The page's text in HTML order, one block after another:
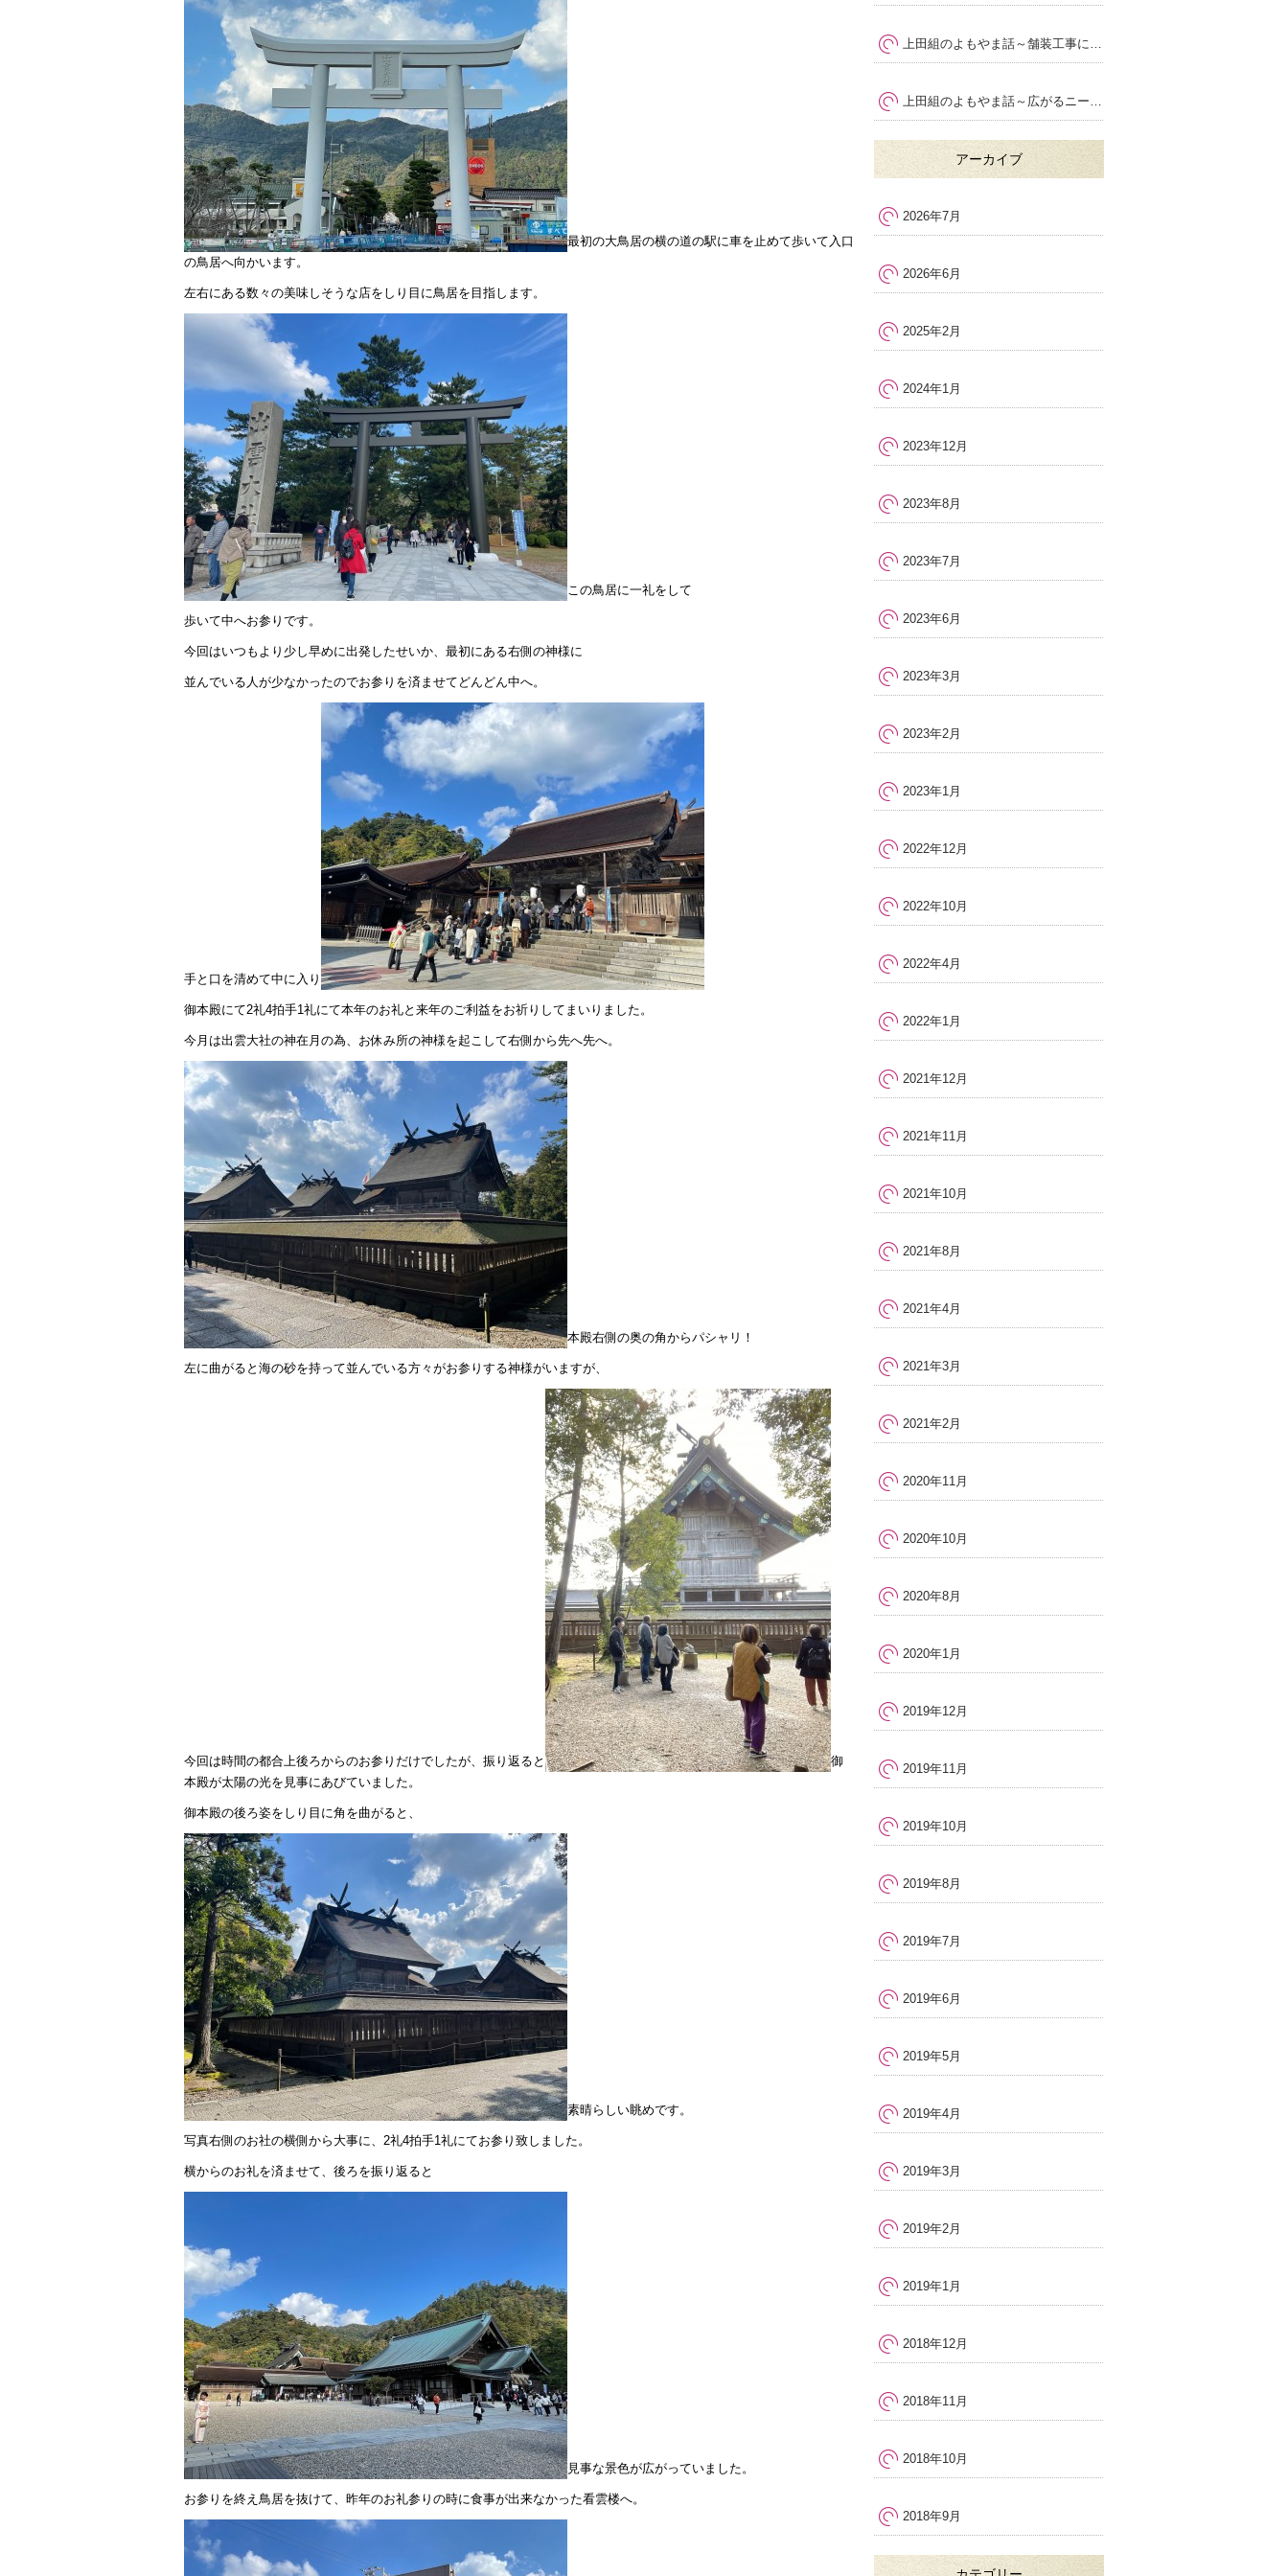
k
最初の大鳥居の横の道の駅に車を止めて歩いて入口
の鳥居へ向かいます。
左右にある数々の美味しそうな店をしり目に鳥居を目指します。
この鳥居に一礼をして
歩いて中へお参りです。
今回はいつもより少し早めに出発したせいか、最初にある右側の神様に
並んでいる人が少なかったのでお参りを済ませてどんどん中へ。
手と口を清めて中に入り
御本殿にて2礼4拍手1礼にて本年のお礼と来年のご利益をお祈りしてまいりました。
今月は出雲大社の神在月の為、お休み所の神様を起こして右側から先へ先へ。
本殿右側の奥の角からパシャリ！
左に曲がると海の砂を持って並んでいる方々がお参りする神様がいますが、
今回は時間の都合上後ろからのお参りだけでしたが、振り返ると
御
本殿が太陽の光を見事にあびていました。
御本殿の後ろ姿をしり目に角を曲がると、
素晴らしい眺めです。
写真右側のお社の横側から大事に、2礼4拍手1礼にてお参り致しました。
横からのお礼を済ませて、後ろを振り返ると
見事な景色が広がっていました。
お参りを終え鳥居を抜けて、昨年のお礼参りの時に食事が出来なかった看雲楼へ。
上田組のよもやま話～舗装工事における安全管理の大切さ
上田組のよもやま話～広がるニーズ
アーカイブ
2026年7月
2026年6月
2025年2月
2024年1月
2023年12月
2023年8月
2023年7月
2023年6月
2023年3月
2023年2月
2023年1月
2022年12月
2022年10月
2022年4月
2022年1月
2021年12月
2021年11月
2021年10月
2021年8月
2021年4月
2021年3月
2021年2月
2020年11月
2020年10月
2020年8月
2020年1月
2019年12月
2019年11月
2019年10月
2019年8月
2019年7月
2019年6月
2019年5月
2019年4月
2019年3月
2019年2月
2019年1月
2018年12月
2018年11月
2018年10月
2018年9月